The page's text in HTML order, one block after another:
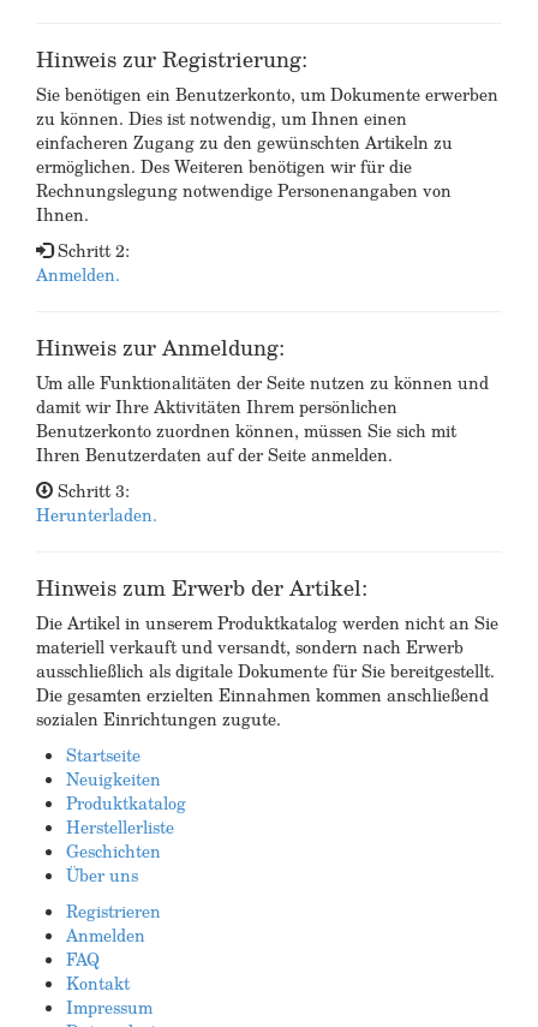
Hinweis zur Registrierung:
Sie benötigen ein Benutzerkonto, um Dokumente erwerben
zu können. Dies ist notwendig, um Ihnen einen
einfacheren Zugang zu den gewünschten Artikeln zu
ermöglichen. Des Weiteren benötigen wir für die
Rechnungslegung notwendige Personenangaben von
Ihnen.
Schritt 2:
Anmelden.
Hinweis zur Anmeldung:
Um alle Funktionalitäten der Seite nutzen zu können und
damit wir Ihre Aktivitäten Ihrem persönlichen
Benutzerkonto zuordnen können, müssen Sie sich mit
Ihren Benutzerdaten auf der Seite anmelden.
Schritt 3:
Herunterladen.
Hinweis zum Erwerb der Artikel:
Die Artikel in unserem Produktkatalog werden nicht an Sie
materiell verkauft und versandt, sondern nach Erwerb
ausschließlich als digitale Dokumente für Sie bereitgestellt.
Die gesamten erzielten Einnahmen kommen anschließend
sozialen Einrichtungen zugute.
Startseite
Neuigkeiten
Produktkatalog
Herstellerliste
Geschichten
Über uns
Registrieren
Anmelden
FAQ
Kontakt
Impressum